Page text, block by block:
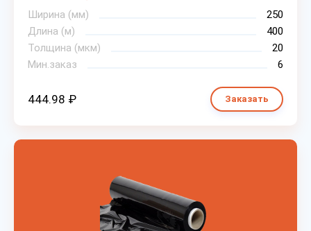
Ширина (мм)
250
Длина (м)
400
Толщина (мкм)
20
Мин.заказ
6
444.98 ₽ Заказать